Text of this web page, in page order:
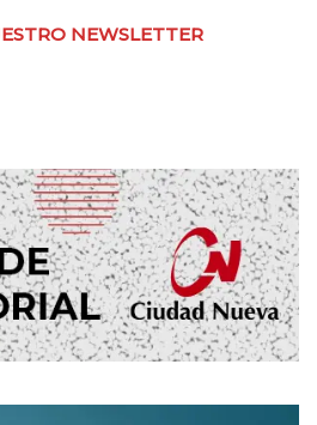
NEWSLETTER